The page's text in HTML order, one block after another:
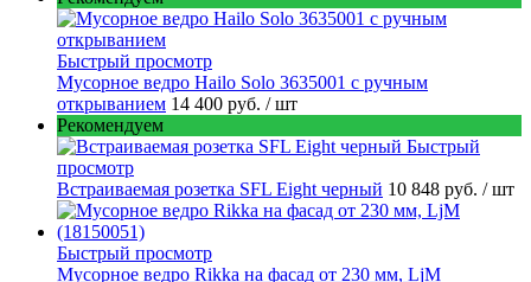
Быстрый просмотр
Мусорное ведро Hailo Solo 3635001 c ручным
открыванием 14 400 руб. / шт
Рекомендуем
Быстрый
просмотр
Встраиваемая розетка SFL Eight черный 10 848 руб. / шт
Быстрый просмотр
Мусорное ведро Rikka на фасад от 230 мм, LjM